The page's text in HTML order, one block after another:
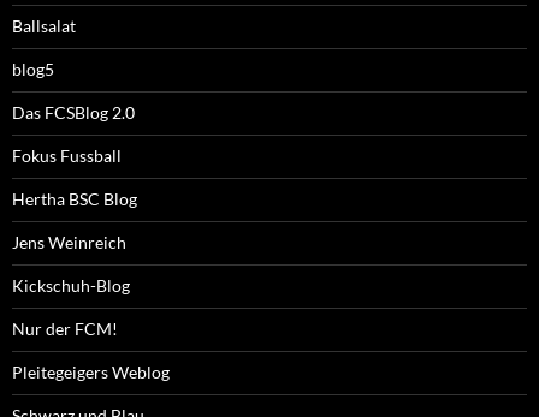
Ballsalat
blog5
Das FCSBlog 2.0
Fokus Fussball
Hertha BSC Blog
Jens Weinreich
Kickschuh-Blog
Nur der FCM!
Pleitegeigers Weblog